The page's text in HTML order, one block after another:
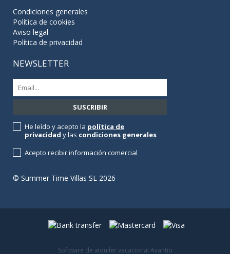
Condiciones generales
Política de cookies
Aviso legal
Política de privacidad
NEWSLETTER
He leído y acepto la política de
privacidad y las condiciones generales
Acepto recibir información comercial
© Summer Time Villas SL 2026
Software de alquiler vacacional Avantio